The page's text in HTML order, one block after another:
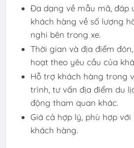
Đa dạng về mẫu mã, đáp
khách hàng về số lượng
nghi bên trong xe.
Thời gian và địa điểm
hoạt theo yêu cầu của
Hỗ trợ khách hàng trong
trình, tư vấn địa điểm du
động tham quan khác.
Giá cả hợp lý, phù hợp
khách hàng.